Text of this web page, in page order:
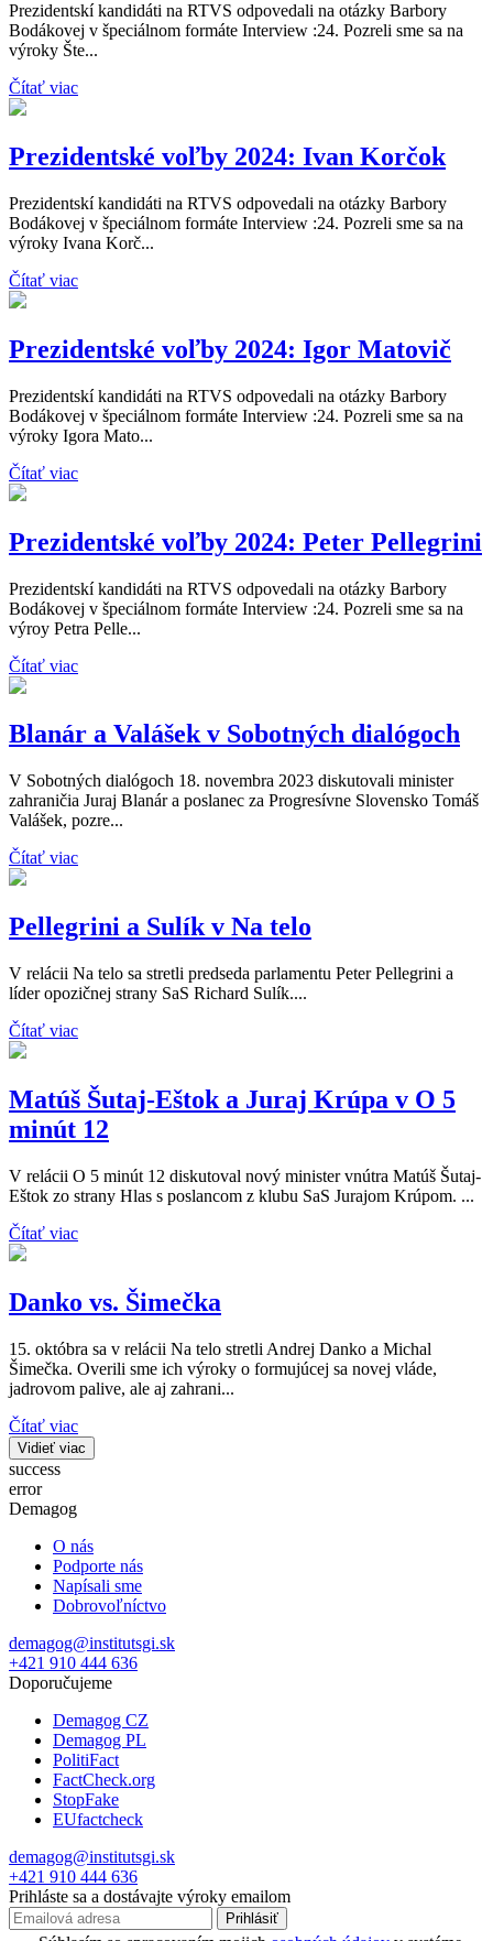
Prezidentskí kandidáti na RTVS odpovedali na otázky Barbory
Bodákovej v špeciálnom formáte Interview :24. Pozreli sme sa na
výroky Šte...
Čítať viac
Prezidentské voľby 2024: Ivan Korčok
Prezidentskí kandidáti na RTVS odpovedali na otázky Barbory
Bodákovej v špeciálnom formáte Interview :24. Pozreli sme sa na
výroky Ivana Korč...
Čítať viac
Prezidentské voľby 2024: Igor Matovič
Prezidentskí kandidáti na RTVS odpovedali na otázky Barbory
Bodákovej v špeciálnom formáte Interview :24. Pozreli sme sa na
výroky Igora Mato...
Čítať viac
Prezidentské voľby 2024: Peter Pellegrini
Prezidentskí kandidáti na RTVS odpovedali na otázky Barbory
Bodákovej v špeciálnom formáte Interview :24. Pozreli sme sa na
výroy Petra Pelle...
Čítať viac
Blanár a Valášek v Sobotných dialógoch
V Sobotných dialógoch 18. novembra 2023 diskutovali minister
zahraničia Juraj Blanár a poslanec za Progresívne Slovensko Tomáš
Valášek, pozre...
Čítať viac
Pellegrini a Sulík v Na telo
V relácii Na telo sa stretli predseda parlamentu Peter Pellegrini a
líder opozičnej strany SaS Richard Sulík....
Čítať viac
Matúš Šutaj-Eštok a Juraj Krúpa v O 5
minút 12
V relácii O 5 minút 12 diskutoval nový minister vnútra Matúš Šutaj-
Eštok zo strany Hlas s poslancom z klubu SaS Jurajom Krúpom. ...
Čítať viac
Danko vs. Šimečka
15. októbra sa v relácii Na telo stretli Andrej Danko a Michal
Šimečka. Overili sme ich výroky o formujúcej sa novej vláde,
jadrovom palive, ale aj zahrani...
Čítať viac
Vidieť viac
success
error
Demagog
O nás
Podporte nás
Napísali sme
Dobrovoľníctvo
demagog@institutsgi.sk
+421 910 444 636
Doporučujeme
Demagog CZ
Demagog PL
PolitiFact
FactCheck.org
StopFake
EUfactcheck
demagog@institutsgi.sk
+421 910 444 636
Prihláste sa a dostávajte výroky emailom
Prihlásiť